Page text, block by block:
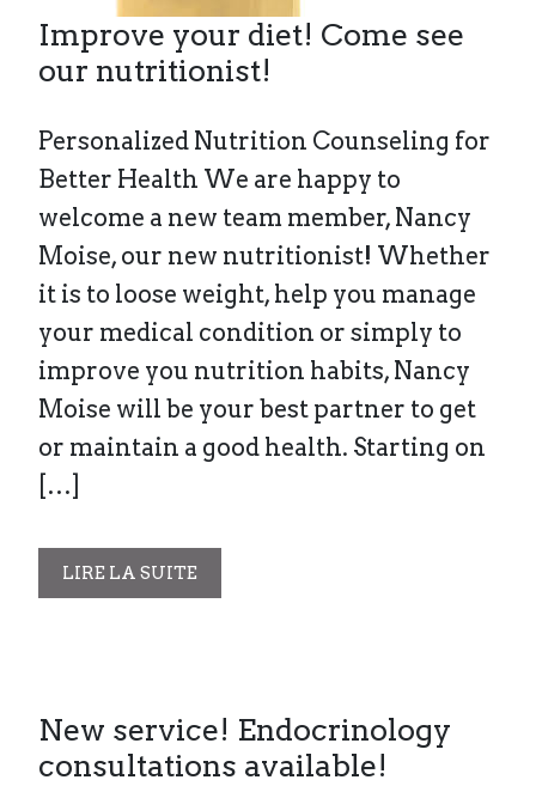
Improve your diet! Come see
our nutritionist!
Personalized Nutrition Counseling for
Better Health We are happy to
welcome a new team member, Nancy
Moise, our new nutritionist! Whether
it is to loose weight, help you manage
your medical condition or simply to
improve you nutrition habits, Nancy
Moise will be your best partner to get
or maintain a good health. Starting on
[…]
LIRE LA SUITE
New service! Endocrinology
consultations available!